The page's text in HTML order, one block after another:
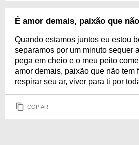
É amor demais, paixão que
Quando estamos juntos eu estou
separamos por um minuto sequer
pega em cheio e o meu peito
amor demais, paixão que não tem
respirar seu ar, viver para ti por
COPIAR